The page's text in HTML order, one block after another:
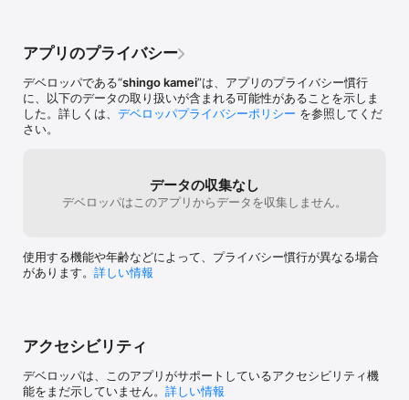
アプリのプライバシー
デベロッパである“shingo kamei”は、アプリのプライバシー慣行
に、以下のデータの取り扱いが含まれる可能性があることを示しま
した。詳しくは、 デベロッパプライバシーポリシー を参照してくだ
さい。
データの収集なし
デベロッパはこのアプリからデータを収集しません。
使用する機能や年齢などによって、プライバシー慣行が異なる場合
があります。 詳しい情報
アクセシビリティ
デベロッパは、このアプリがサポートしているアクセシビリティ機
能をまだ示していません。 詳しい情報